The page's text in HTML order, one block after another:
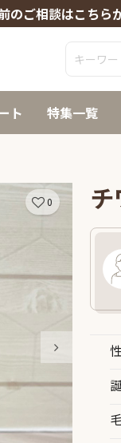
のご相談はこちら
ト 特集一覧
0